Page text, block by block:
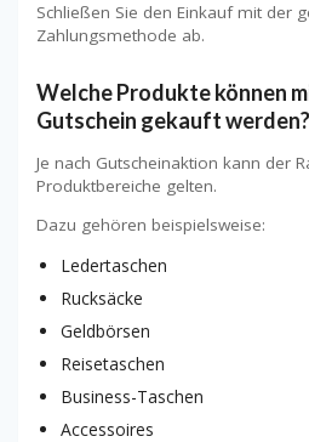
Schließen Sie den Einkauf mit der
Zahlungsmethode ab.
Welche Produkte können
Gutschein gekauft werden?
Je nach Gutscheinaktion kann der
Produktbereiche gelten.
Dazu gehören beispielsweise:
Ledertaschen
Rucksäcke
Geldbörsen
Reisetaschen
Business-Taschen
Accessoires